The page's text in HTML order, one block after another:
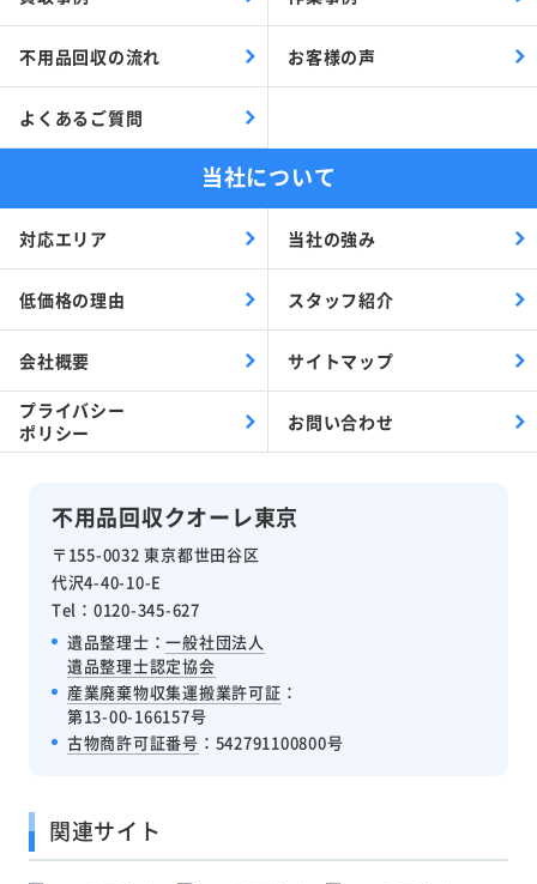
不用品回収クオーレ東京
〒155-0032 東京都世田谷区
代沢4-40-10-E
Tel：0120-345-627
遺品整理士：一般社団法人
遺品整理士認定協会
産業廃棄物収集運搬業許可証 ：
第13-00-166157号
古物商許可証番号 ：542791100800号
不用品回収の流れ お客様の声
よくあるご質問
当社について
対応エリア 当社の強み
低価格の理由 スタッフ紹介
会社概要 サイトマップ
プライバシー
ポリシー
お問い合わせ
関連サイト